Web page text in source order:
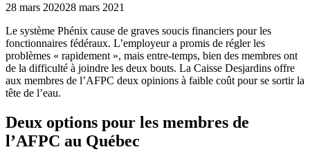
28 mars 202028 mars 2021
Le système Phénix cause de graves soucis financiers pour les
fonctionnaires fédéraux. L’employeur a promis de régler les
problèmes « rapidement », mais entre-temps, bien des membres ont
de la difficulté à joindre les deux bouts. La Caisse Desjardins offre
aux membres de l’AFPC deux opinions à faible coût pour se sortir la
tête de l’eau.
Deux options pour les membres de
l’AFPC au Québec